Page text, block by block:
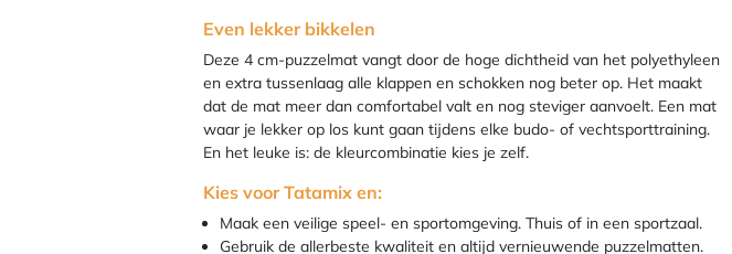
Even lekker bikkelen
Deze 4 cm-puzzelmat vangt door de hoge dichtheid van het polyethyleen
en extra tussenlaag alle klappen en schokken nog beter op. Het maakt
dat de mat meer dan comfortabel valt en nog steviger aanvoelt. Een mat
waar je lekker op los kunt gaan tijdens elke budo- of vechtsporttraining.
En het leuke is: de kleurcombinatie kies je zelf.
Kies voor Tatamix en:
Maak een veilige speel- en sportomgeving. Thuis of in een sportzaal.
Gebruik de allerbeste kwaliteit en altijd vernieuwende puzzelmatten.